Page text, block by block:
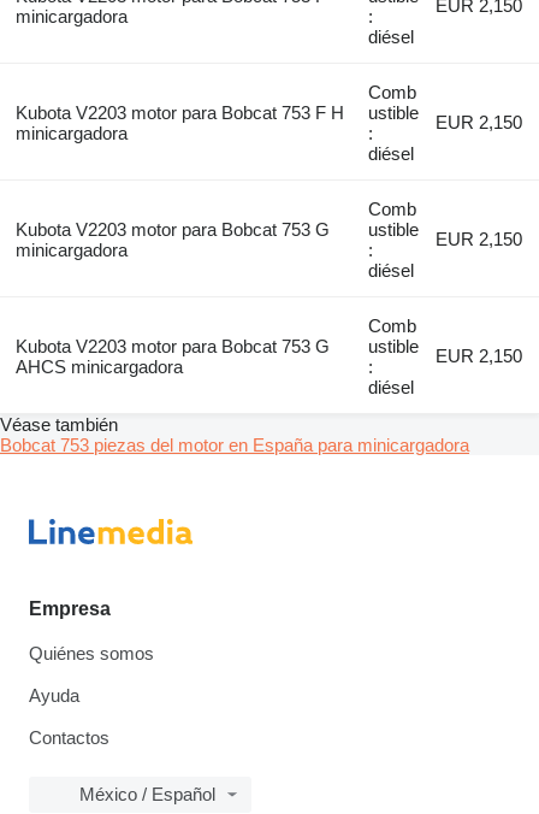
minicargadora
:
diésel
EUR 2,150
Kubota V2203 motor para Bobcat 753 F H
minicargadora
Comb
ustible
:
diésel
EUR 2,150
Kubota V2203 motor para Bobcat 753 G
minicargadora
Comb
ustible
:
diésel
EUR 2,150
Kubota V2203 motor para Bobcat 753 G
AHCS minicargadora
Comb
ustible
:
diésel
EUR 2,150
Véase también
Bobcat 753 piezas del motor en España para minicargadora
Empresa
Quiénes somos
Ayuda
Contactos
México / Español